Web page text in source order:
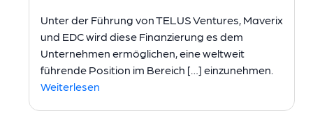
Unter der Führung von TELUS Ventures, Maverix
und EDC wird diese Finanzierung es dem
Unternehmen ermöglichen, eine weltweit
führende Position im Bereich […] einzunehmen.
Weiterlesen